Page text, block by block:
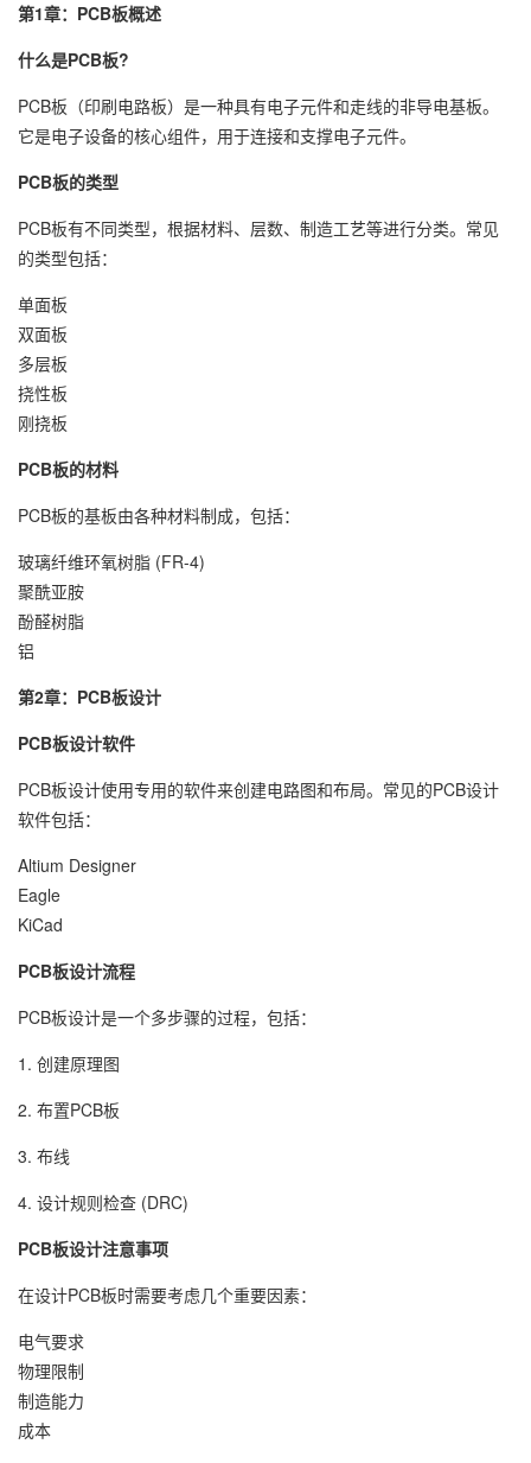
第1章：PCB板概述
什么是PCB板?
PCB板（印刷电路板）是一种具有电子元件和走线的非导电基板。
它是电子设备的核心组件，用于连接和支撑电子元件。
PCB板的类型
PCB板有不同类型，根据材料、层数、制造工艺等进行分类。常见
的类型包括：
单面板
双面板
多层板
挠性板
刚挠板
PCB板的材料
PCB板的基板由各种材料制成，包括：
玻璃纤维环氧树脂 (FR-4)
聚酰亚胺
酚醛树脂
铝
第2章：PCB板设计
PCB板设计软件
PCB板设计使用专用的软件来创建电路图和布局。常见的PCB设计
软件包括：
Altium Designer
Eagle
KiCad
PCB板设计流程
PCB板设计是一个多步骤的过程，包括：
1. 创建原理图
2. 布置PCB板
3. 布线
4. 设计规则检查 (DRC)
PCB板设计注意事项
在设计PCB板时需要考虑几个重要因素：
电气要求
物理限制
制造能力
成本